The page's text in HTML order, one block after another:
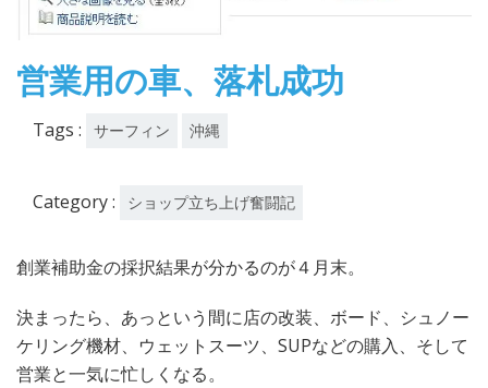
営業用の車、落札成功
Tags : サーフィン 沖縄
Category : ショップ立ち上げ奮闘記
創業補助金の採択結果が分かるのが４月末。
決まったら、あっという間に店の改装、ボード、シュノー
ケリング機材、ウェットスーツ、SUPなどの購入、そして
営業と一気に忙しくなる。